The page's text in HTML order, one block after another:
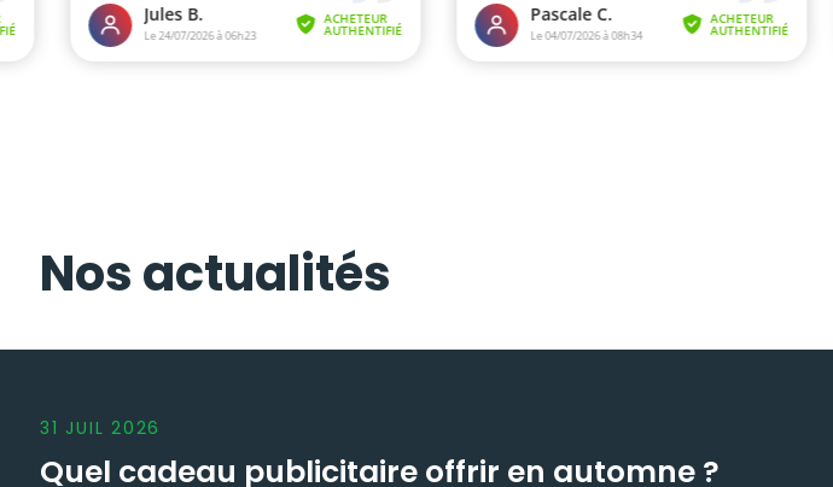
Nos actualités
31 JUIL 2026
Quel cadeau publicitaire offrir en automne ?